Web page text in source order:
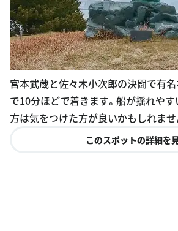
宮本武蔵と佐々木小次郎の決闘で有
で10分ほどで着きます。船が揺れやす
方は気をつけた方が良いかもしれませ
このスポットの詳細を